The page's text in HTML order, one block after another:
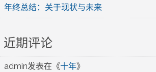
年终总结：关于现状与未来
近期评论
admin发表在《十年》